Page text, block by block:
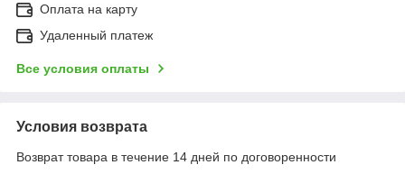
Оплата на карту
Удаленный платеж
Все условия оплаты
Условия возврата
Возврат товара в течение 14 дней по договоренности